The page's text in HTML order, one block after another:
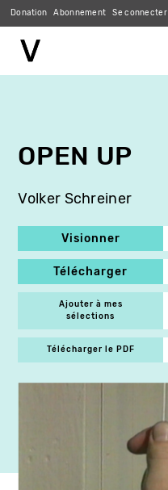
Donation Abonnement Se connecter
OPEN UP
Volker Schreiner
Visionner
Télécharger
Ajouter à mes
sélections
Télécharger le PDF